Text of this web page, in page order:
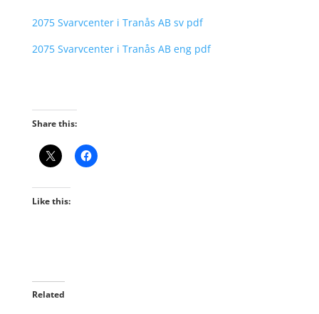
2075 Svarvcenter i Tranås AB sv pdf
2075 Svarvcenter i Tranås AB eng pdf
Share this:
Like this:
Related